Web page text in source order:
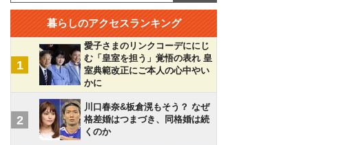
暮らしのアクセスランキング
1
愛子さまのリンクコーデににじ
む「皇室を担う」覚悟の表れ 皇
室典範改正にご本人の心中やい
かに
2
川口春奈&板倉滉もそう？ なぜ
格差婚はつまづき、同格婚は続
くのか